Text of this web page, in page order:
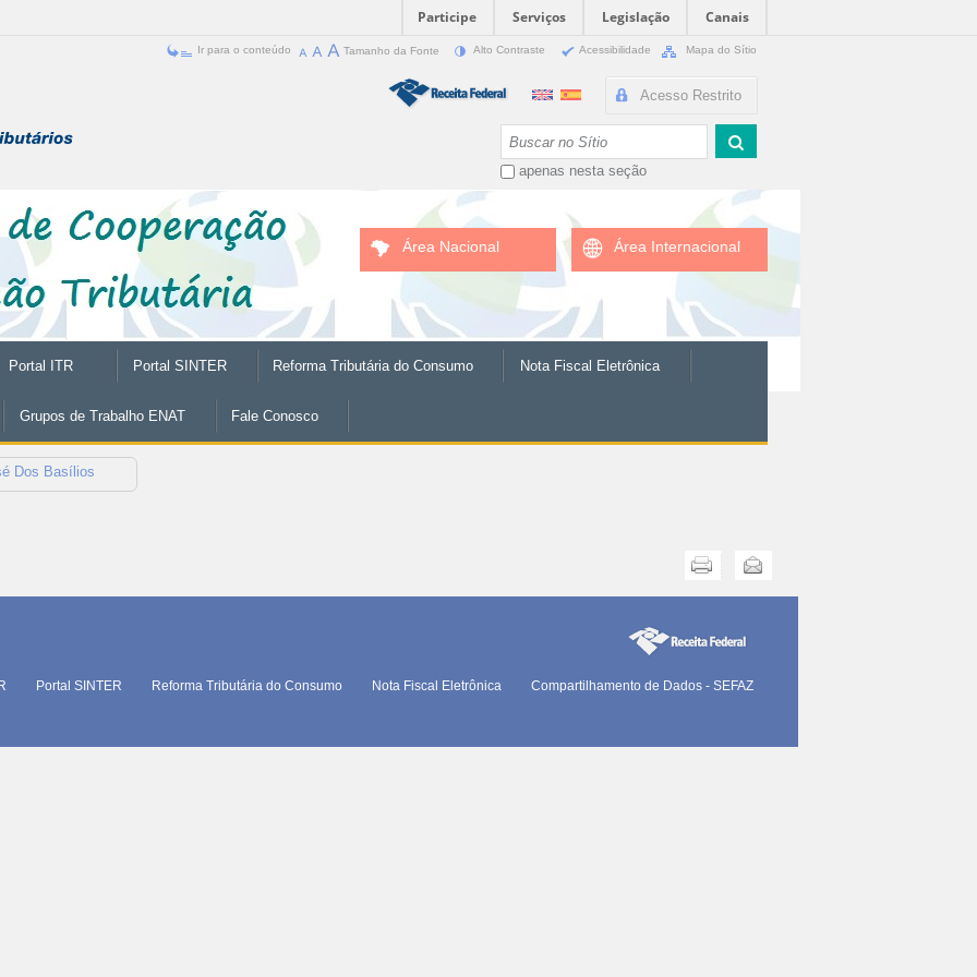
Participe Serviços Legislação
Canais
Ir para o conteúdo Tamanho da Fonte Alto Contraste Acessibilidade Mapa do Sítio
Acesso Restrito
apenas nesta seção
Área Nacional Área Internacional
Portal ITR Portal SINTER Reforma Tributária do Consumo Nota Fiscal Eletrônica
Grupos de Trabalho ENAT Fale Conosco
Dos Basílios
Enviar
Portal SINTER Reforma Tributária do Consumo Nota Fiscal Eletrônica
Compartilhamento de Dados - SEFAZ